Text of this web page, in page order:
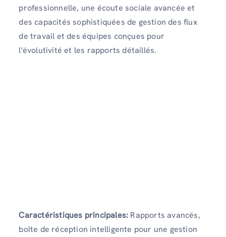
professionnelle, une écoute sociale avancée et
des capacités sophistiquées de gestion des flux
de travail et des équipes conçues pour
l'évolutivité et les rapports détaillés.
Caractéristiques principales: Rapports avancés,
boîte de réception intelligente pour une gestion